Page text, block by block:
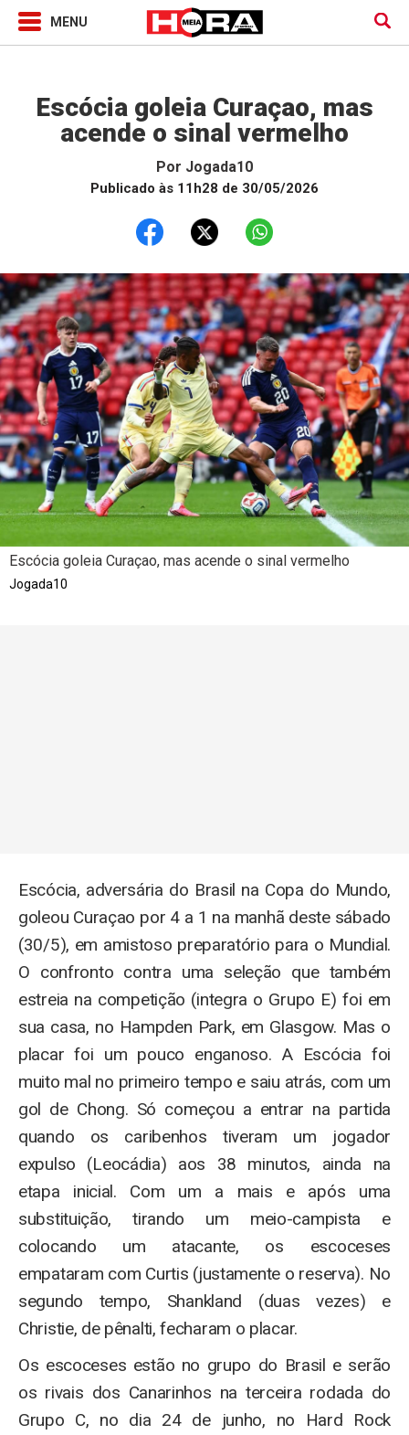
Escócia goleia Curaçao, mas
acende o sinal vermelho
Por Jogada10
Publicado às 11h28 de 30/05/2026
Escócia goleia Curaçao, mas acende o sinal vermelho
Jogada10
Escócia, adversária do Brasil na Copa do Mundo,
goleou Curaçao por 4 a 1 na manhã deste sábado
(30/5), em amistoso preparatório para o Mundial.
O confronto contra uma seleção que também
estreia na competição (integra o Grupo E) foi em
sua casa, no Hampden Park, em Glasgow. Mas o
placar foi um pouco enganoso. A Escócia foi
muito mal no primeiro tempo e saiu atrás, com um
gol de Chong. Só começou a entrar na partida
quando os caribenhos tiveram um jogador
expulso (Leocádia) aos 38 minutos, ainda na
etapa inicial. Com um a mais e após uma
substituição, tirando um meio-campista e
colocando um atacante, os escoceses
empataram com Curtis (justamente o reserva). No
segundo tempo, Shankland (duas vezes) e
Christie, de pênalti, fecharam o placar.
Os escoceses estão no grupo do Brasil e serão
os rivais dos Canarinhos na terceira rodada do
Grupo C, no dia 24 de junho, no Hard Rock